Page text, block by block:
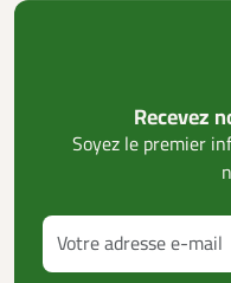
Recevez
Soyez le premier